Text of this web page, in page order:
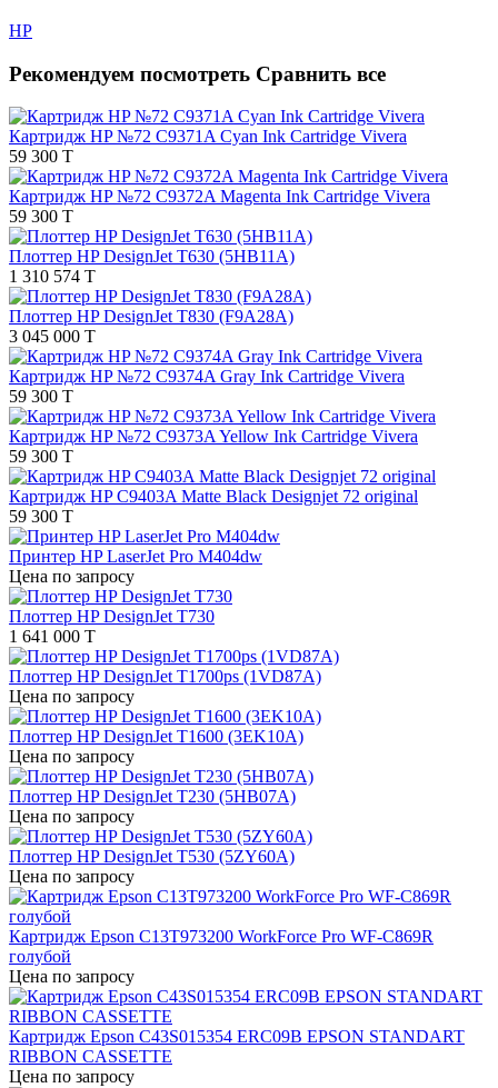
HP
Рекомендуем посмотреть Сравнить все
Картридж HP №72 C9371A Cyan Ink Cartridge Vivera
59 300 T
Картридж HP №72 C9372A Magenta Ink Cartridge Vivera
59 300 T
Плоттер HP DesignJet T630 (5HB11A)
1 310 574 T
Плоттер HP DesignJet T830 (F9A28A)
3 045 000 T
Картридж HP №72 C9374A Gray Ink Cartridge Vivera
59 300 T
Картридж HP №72 C9373A Yellow Ink Cartridge Vivera
59 300 T
Картридж HP C9403A Matte Black Designjet 72 original
59 300 T
Принтер HP LaserJet Pro M404dw
Цена по запросу
Плоттер HP DesignJet T730
1 641 000 T
Плоттер HP DesignJet T1700ps (1VD87A)
Цена по запросу
Плоттер HP DesignJet T1600 (3EK10A)
Цена по запросу
Плоттер HP DesignJet T230 (5HB07A)
Цена по запросу
Плоттер HP DesignJet T530 (5ZY60A)
Цена по запросу
Картридж Epson C13T973200 WorkForce Pro WF-C869R
голубой
Цена по запросу
Картридж Epson C43S015354 ERC09B EPSON STANDART
RIBBON CASSETTE
Цена по запросу